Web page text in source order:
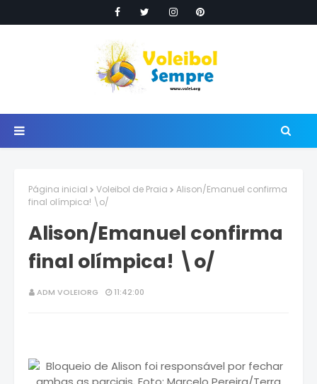
Página inicial Voleibol de Praia
Alison/Emanuel confirma
final olímpica! \o/
Alison/Emanuel confirma
final olímpica! \o/
ADM VOLEIORG 11:42:00